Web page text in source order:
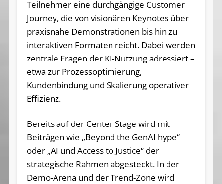
Teilnehmer eine durchgängige Customer
Journey, die von visionären Keynotes über
praxisnahe Demonstrationen bis hin zu
interaktiven Formaten reicht. Dabei werden
zentrale Fragen der KI-Nutzung adressiert –
etwa zur Prozessoptimierung,
Kundenbindung und Skalierung operativer
Effizienz.
Bereits auf der Center Stage wird mit
Beiträgen wie „Beyond the GenAI hype“
oder „AI und Access to Justice“ der
strategische Rahmen abgesteckt. In der
Demo-Arena und der Trend-Zone wird